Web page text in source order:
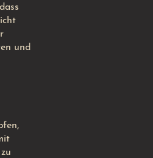
und